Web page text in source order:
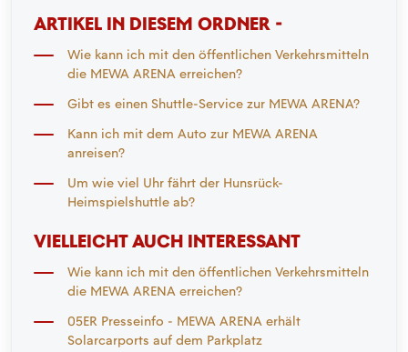
ARTIKEL IN DIESEM ORDNER -
Wie kann ich mit den öffentlichen Verkehrsmitteln
die MEWA ARENA erreichen?
Gibt es einen Shuttle-Service zur MEWA ARENA?
Kann ich mit dem Auto zur MEWA ARENA
anreisen?
Um wie viel Uhr fährt der Hunsrück-
Heimspielshuttle ab?
VIELLEICHT AUCH INTERESSANT
Wie kann ich mit den öffentlichen Verkehrsmitteln
die MEWA ARENA erreichen?
05ER Presseinfo - MEWA ARENA erhält
Solarcarports auf dem Parkplatz